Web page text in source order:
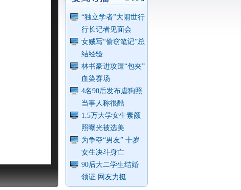
“独立学者”大闹世行
行长记者见面会
女贼写“偷窃笔记”总
结经验
林书豪进攻遭“包夹”
血染赛场
4名90后发布虐狗照
当事人称很酷
1.5万大学女生素颜
照曝光被选美
为争夺“男友” 十岁
女生决斗身亡
90后大二学生结婚
领证 网友力挺